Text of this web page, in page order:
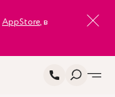
AppStore, в